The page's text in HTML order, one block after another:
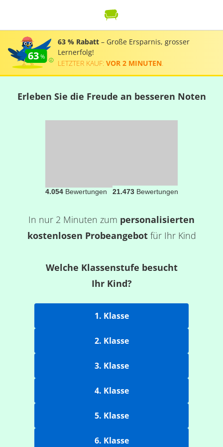
63
63 % Rabatt – Große Ersparnis, grosser
Lernerfolg!
LETZTER KAUF: VOR 2 MINUTEN
Erleben Sie die Freude an besseren Noten
4.054Bewertungen 21.473Bewertungen
In nur 2 Minuten zum personalisierten
kostenlosen Probeangebotfür Ihr Kind
Welche Klassenstufe besucht
Ihr Kind?
1. Klasse
2. Klasse
3. Klasse
4. Klasse
5. Klasse
6. Klasse